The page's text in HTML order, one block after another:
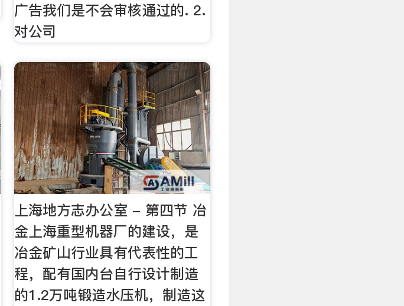
广告我们是不会审核通过的. 2.
对公司
上海地方志办公室 - 第四节 冶
金上海重型机器厂的建设，是
冶金矿山行业具有代表性的工
程，配有国内台自行设计制造
的1.2万吨锻造水压机，制造这